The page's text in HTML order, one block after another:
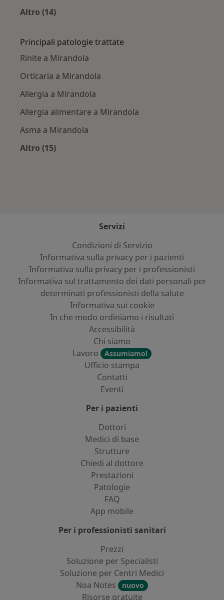
Altro (14)
Principali patologie trattate
Rinite a Mirandola
Orticaria a Mirandola
Allergia a Mirandola
Allergia alimentare a Mirandola
Asma a Mirandola
Altro (15)
Servizi
Condizioni di Servizio
Informativa sulla privacy per i pazienti
Informativa sulla privacy per i professionisti
Informativa sul trattamento dei dati personali per
determinati professionisti della salute
Informativa sui cookie
In che modo ordiniamo i risultati
Accessibilità
Chi siamo
Lavoro
Assumiamo!
Ufficio stampa
Contatti
Eventi
Per i pazienti
Dottori
Medici di base
Strutture
Chiedi al dottore
Prestazioni
Patologie
FAQ
App mobile
Per i professionisti sanitari
Prezzi
Soluzione per Specialisti
Soluzione per Centri Medici
Noa Notes
nuovo
Risorse gratuite